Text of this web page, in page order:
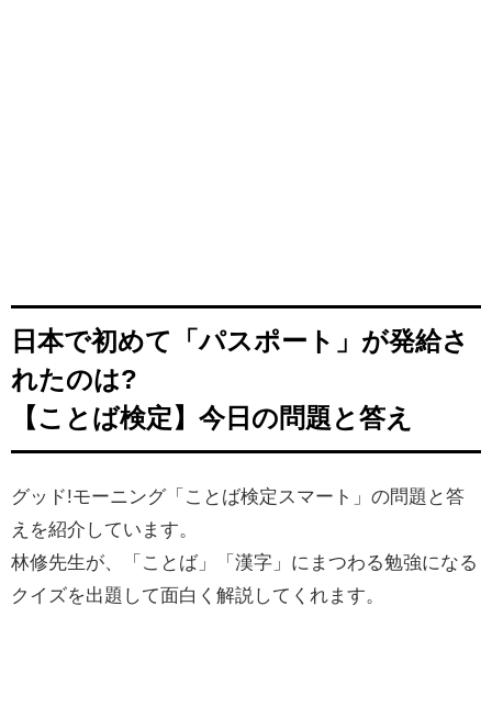
日本で初めて「パスポート」が発給さ
れたのは?
【ことば検定】今日の問題と答え
グッド!モーニング「ことば検定スマート」の問題と答
えを紹介しています。
林修先生が、「ことば」「漢字」にまつわる勉強になる
クイズを出題して面白く解説してくれます。